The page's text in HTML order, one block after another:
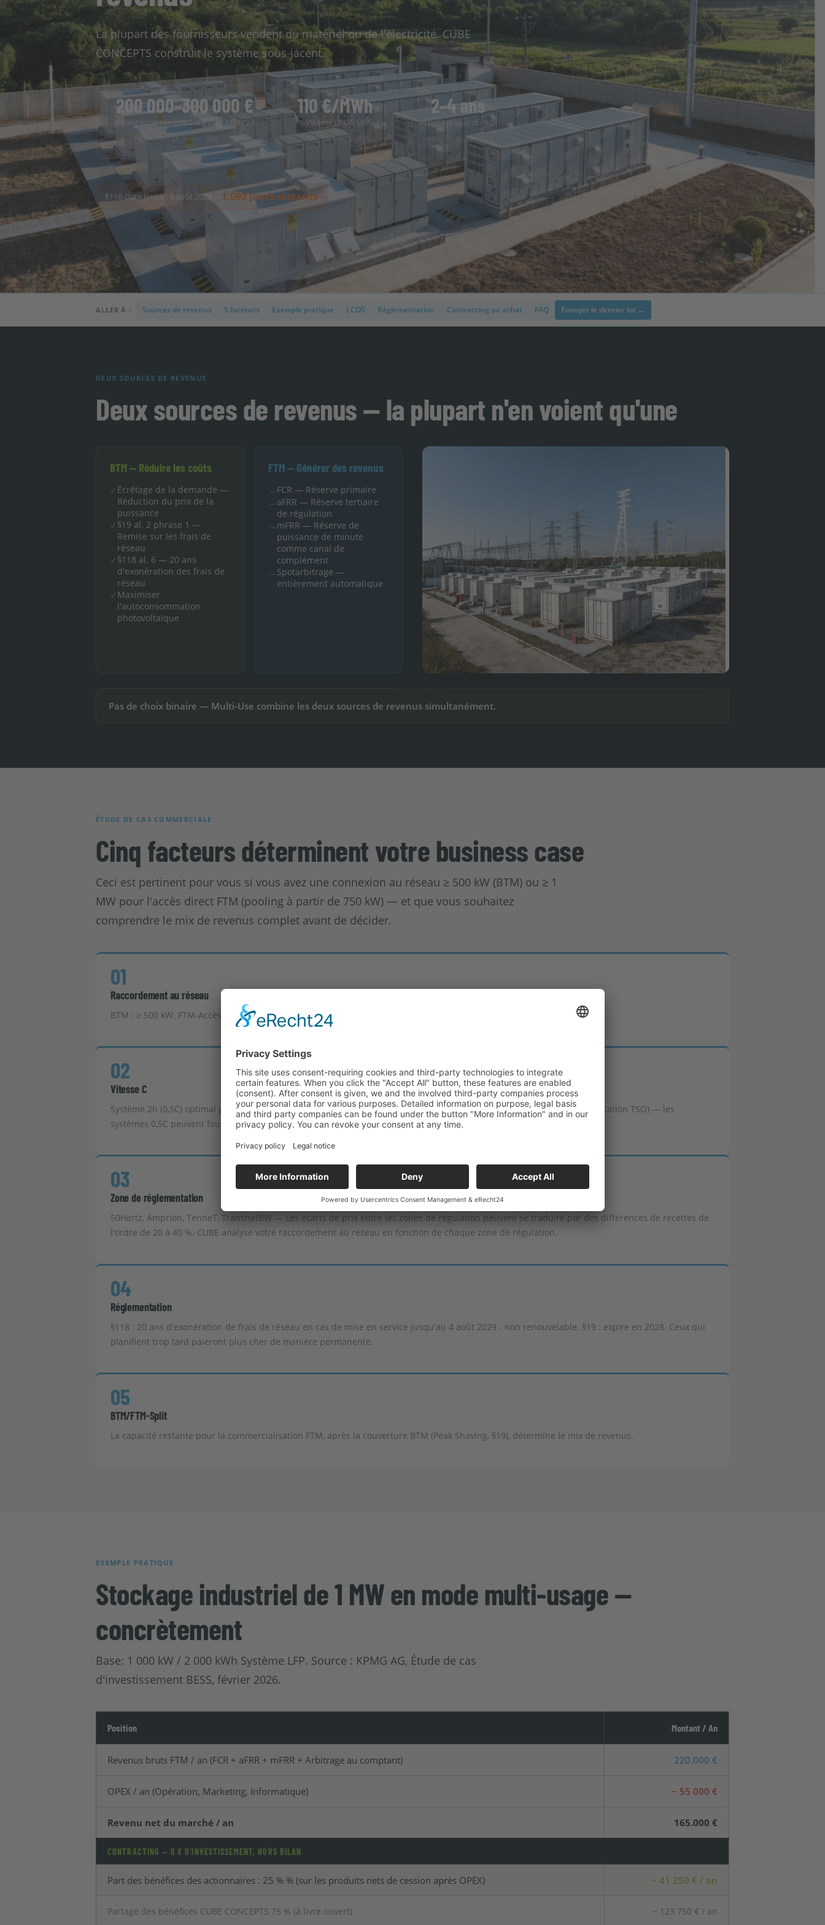
La plupart des fournisseurs vendent du matériel ou de l'électricité. CUBE
CONCEPTS construit le système sous-jacent.
200 000–300 000 €
Potentiel de rendement FTM / MW / an
KPMG SA, février 2026
110 €/MWh
Système LCOS LFP
KPMG SA, février 2026
2–4 ans
Achat typique du ROI
KPMG SA, février 2026
§118-Date limite : 4 août 2029 — 1.093Jours restants
ALLER À : Sources de revenus 5 facteurs Exemple pratique LCOS Réglementation Contracting ou achat FAQ Envoyer le dernier lot →
DEUX SOURCES DE REVENUS
Deux sources de revenus — la plupart n'en voient qu'une
BTM — Réduire les coûts
✓ Écrêtage de la demande —
Réduction du prix de la
puissance
✓ §19 al. 2 phrase 1 —
Remise sur les frais de
réseau
✓ §118 al. 6 — 20 ans
d'exonération des frais de
réseau
✓ Maximiser
l'autoconsommation
photovoltaïque
FTM — Générer des revenus
→ FCR — Réserve primaire
→ aFRR — Réserve tertiaire
de régulation
→ mFRR — Réserve de
puissance de minute
comme canal de
complément
→ Spotarbitrage —
entièrement automatique
Pas de choix binaire — Multi-Use combine les deux sources de revenus simultanément.
ÉTUDE DE CAS COMMERCIALE
Cinq facteurs déterminent votre business case
Ceci est pertinent pour vous si vous avez une connexion au réseau ≥ 500 kW (BTM) ou ≥ 1
MW pour l'accès direct FTM (pooling à partir de 750 kW) — et que vous souhaitez
comprendre le mix de revenus complet avant de décider.
01
Raccordement au réseau
BTM : ≥ 500 kW. FTM-Accès direct : ≥ 1 MW, Pooling : à partir de 750 kW. Plusieurs sites peuvent être regroupés.
02
Vitesse C
Système 2h (0,5C) optimal pour aFRR + Arbitrage. FCR : Preuve de décharge complète de 30 minutes requise (pré-qualification TSO) — les
systèmes 0,5C peuvent fournir le FCR. Taux de C incorrect = potentiel de revenus non réalisé.
03
Zone de réglementation
50Hertz, Amprion, TenneT, TransnetBW — Les écarts de prix entre les zones de régulation peuvent se traduire par des différences de recettes de
l'ordre de 20 à 40 %. CUBE analyse votre raccordement au réseau en fonction de chaque zone de régulation.
04
Réglementation
§118 : 20 ans d'exonération de frais de réseau en cas de mise en service jusqu'au 4 août 2029 - non renouvelable. §19 : expire en 2028. Ceux qui
planifient trop tard paieront plus cher de manière permanente.
05
BTM/FTM-Split
La capacité restante pour la commercialisation FTM, après la couverture BTM (Peak Shaving, §19), détermine le mix de revenus.
EXEMPLE PRATIQUE
Stockage industriel de 1 MW en mode multi-usage —
concrètement
Base: 1 000 kW / 2 000 kWh Système LFP. Source : KPMG AG, Étude de cas
d'investissement BESS, février 2026.
Position Montant / An
Revenus bruts FTM / an (FCR + aFRR + mFRR + Arbitrage au comptant) 220.000 €
OPEX / an (Opération, Marketing, Informatique) − 55 000 €
Revenu net du marché / an 165.000 €
CONTRACTING — 0 € D'INVESTISSEMENT, HORS BILAN
Part des bénéfices des actionnaires : 25 % % (sur les produits nets de cession après OPEX) ~ 41 250 € / an
Partage des bénéfices CUBE CONCEPTS 75 % (à livre ouvert) ~ 123 750 € / an